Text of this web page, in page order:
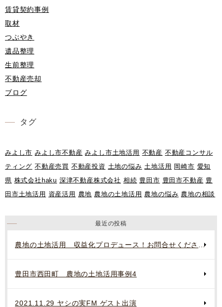
賃貸契約事例
取材
つぶやき
遺品整理
生前整理
不動産売却
ブログ
タグ
みよし市 みよし市不動産 みよし市土地活用 不動産 不動産コンサル
ティング 不動産売買 不動産投資 土地の悩み 土地活用 岡崎市 愛知
県 株式会社haku 深津不動産株式会社 相続 豊田市 豊田市不動産 豊
田市土地活用 資産活用 農地 農地の土地活用 農地の悩み 農地の相談
最近の投稿
農地の土地活用 収益化プロデュース！お問合せください。
豊田市西田町 農地の土地活用事例4
2021.11.29 ヤシの実FM ゲスト出演